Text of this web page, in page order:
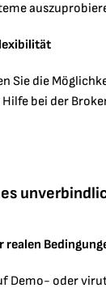
Sie die
bei der
realen
Demo- oder